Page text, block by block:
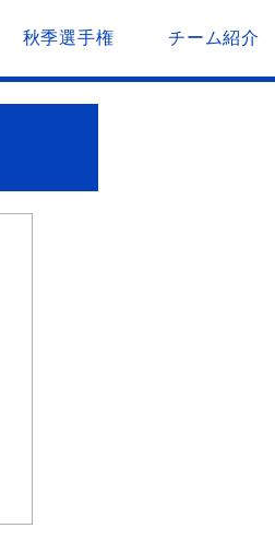
秋季選手権 チーム紹介